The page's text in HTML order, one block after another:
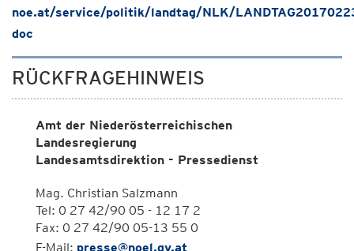
noe.at/service/politik/landtag/NLK/
doc
RÜCKFRAGEHINWEIS
Amt der Niederösterreichischen
Landesregierung
Landesamtsdirektion - Pressedienst
Mag. Christian Salzmann
Tel: 0 27 42/90 05 - 12 17 2
Fax: 0 27 42/90 05-13 55 0
E-Mail: presse@noel.gv.at